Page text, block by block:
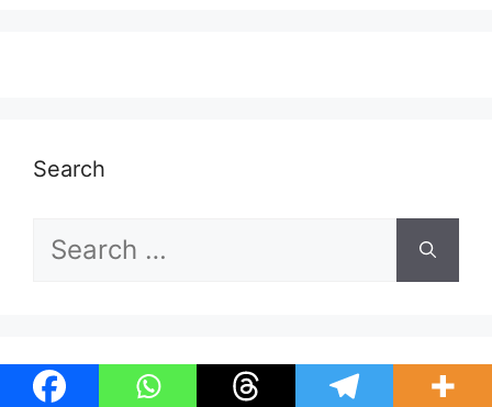
Search
Search
बासी भोजन के हानिकारक प्रभाव